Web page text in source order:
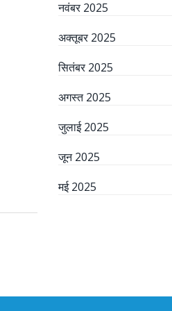
नवंबर 2025
अक्तूबर 2025
सितंबर 2025
अगस्त 2025
जुलाई 2025
जून 2025
मई 2025